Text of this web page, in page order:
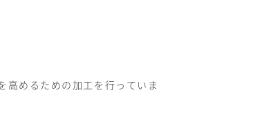
高めるための加工を行っていま